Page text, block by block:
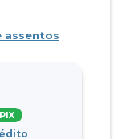
assentos